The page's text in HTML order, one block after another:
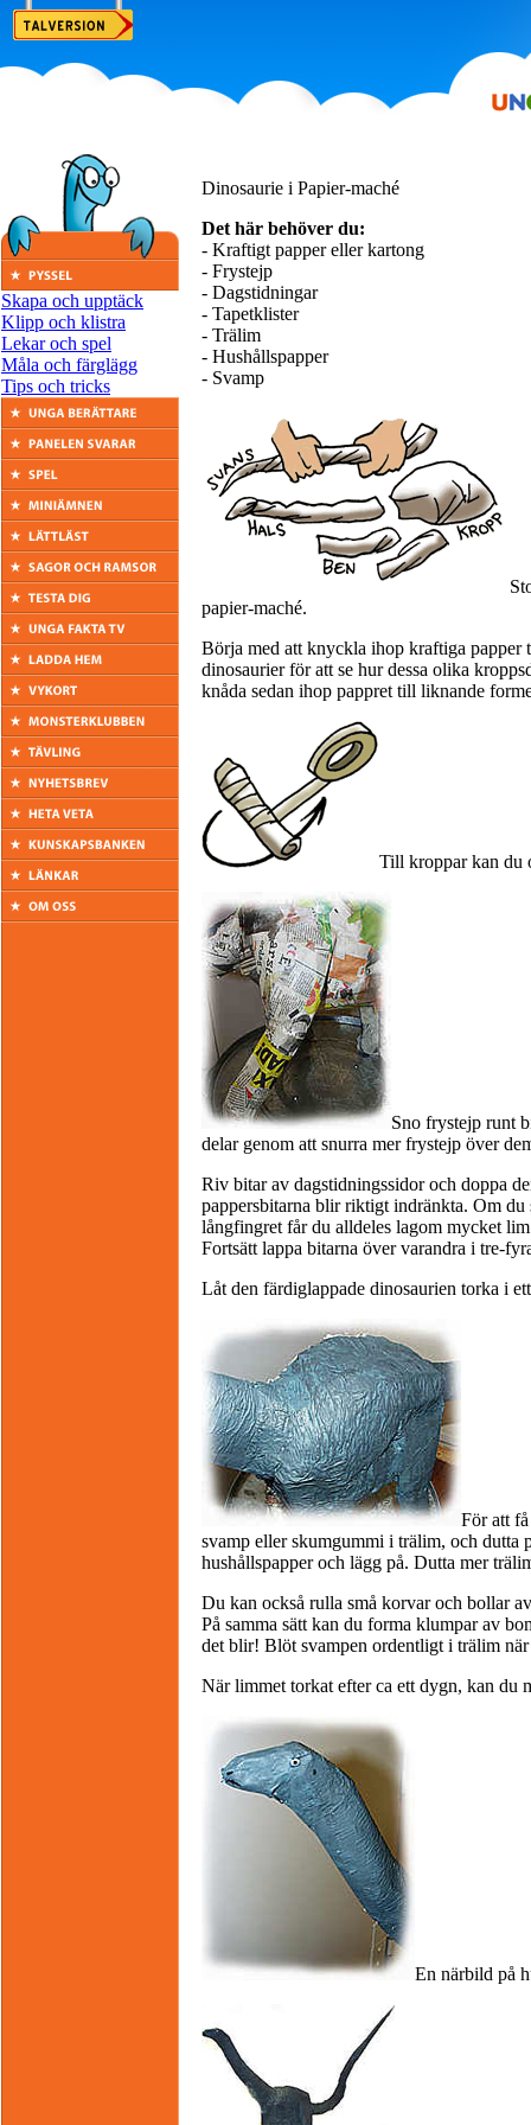
Skapa och upptäck
Klipp och klistra
Lekar och spel
Måla och färglägg
Tips och tricks
Dinosaurie i Papier-maché
Det här behöver du:
- Kraftigt papper eller kartong
- Frystejp
- Dagstidningar
- Tapetklister
- Trälim
- Hushållspapper
- Svamp
papier-maché.
Börja med att knyckla ihop kraftiga papper
dinosaurier för att se hur dessa olika
knåda sedan ihop pappret till liknande
Till kroppar kan du
Sno frystejp runt
delar genom att snurra mer frystejp över
Riv bitar av dagstidningssidor och doppa
pappersbitarna blir riktigt indränkta. Om
långfingret får du alldeles lagom mycket
Fortsätt lappa bitarna över varandra i tre-
Låt den färdiglappade dinosaurien torka i
För att
svamp eller skumgummi i trälim, och dutta
hushållspapper och lägg på. Dutta mer
Du kan också rulla små korvar och bollar
På samma sätt kan du forma klumpar av
det blir! Blöt svampen ordentligt i trälim
När limmet torkat efter ca ett dygn, kan du
En närbild på